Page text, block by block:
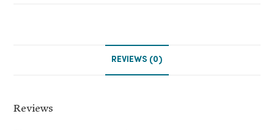
REVIEWS (0)
Reviews